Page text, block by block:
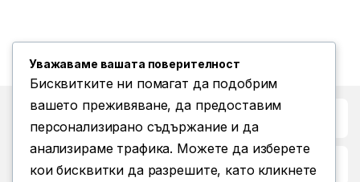
Бърз достъп до
Повече информация
Уважаваме вашата поверителност
Бисквитките ни помагат да подобрим
вашето преживяване, да предоставим
персонализирано съдържание и да
анализираме трафика. Можете да изберете
кои бисквитки да разрешите, като кликнете